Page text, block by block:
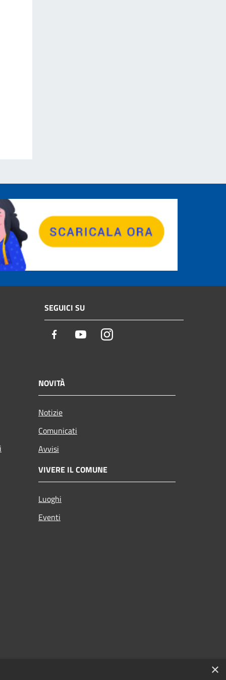
SEGUICI SU
Facebook YoutubeInstagram
NOVITÀ
Notizie
Comunicati
Avvisi
VIVERE IL COMUNE
Luoghi
Eventi
×